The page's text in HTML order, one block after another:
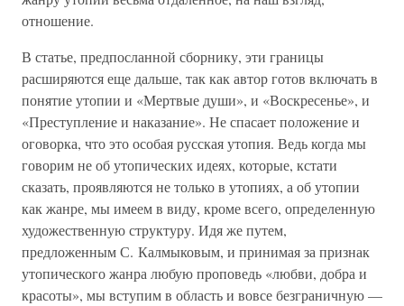
отношение.
В статье, предпосланной сборнику, эти границы
расширяются еще дальше, так как автор готов включать в
понятие утопии и «Мертвые души», и «Воскресенье», и
«Преступление и наказание». Не спасает положение и
оговорка, что это особая русская утопия. Ведь когда мы
говорим не об утопических идеях, которые, кстати
сказать, проявляются не только в утопиях, а об утопии
как жанре, мы имеем в виду, кроме всего, определенную
художественную структуру. Идя же путем,
предложенным С. Калмыковым, и принимая за признак
утопического жанра любую проповедь «любви, добра и
красоты», мы вступим в область и вовсе безграничную —